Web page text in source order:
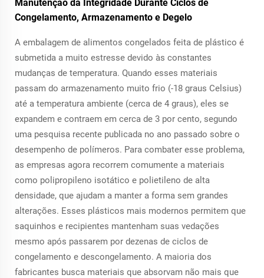
Manutenção da Integridade Durante Ciclos de
Congelamento, Armazenamento e Degelo
A embalagem de alimentos congelados feita de plástico é
submetida a muito estresse devido às constantes
mudanças de temperatura. Quando esses materiais
passam do armazenamento muito frio (-18 graus Celsius)
até a temperatura ambiente (cerca de 4 graus), eles se
expandem e contraem em cerca de 3 por cento, segundo
uma pesquisa recente publicada no ano passado sobre o
desempenho de polímeros. Para combater esse problema,
as empresas agora recorrem comumente a materiais
como polipropileno isotático e polietileno de alta
densidade, que ajudam a manter a forma sem grandes
alterações. Esses plásticos mais modernos permitem que
saquinhos e recipientes mantenham suas vedações
mesmo após passarem por dezenas de ciclos de
congelamento e descongelamento. A maioria dos
fabricantes busca materiais que absorvam não mais que